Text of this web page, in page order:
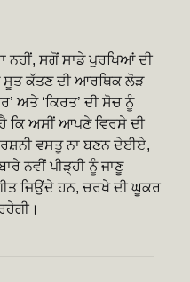
ਨਹੀਂ, ਸਗੋਂ ਸਾਡੇ ਪੁਰਖਿਆਂ ਦੀ
ਸੂਤ ਕੱਤਣ ਦੀ ਆਰਥਿਕ ਲੋੜ
ਅਤੇ ‘ਕਿਰਤ’ ਦੀ ਸੋਚ ਨੂੰ
ਹੈ ਕਿ ਅਸੀਂ ਆਪਣੇ ਵਿਰਸੇ ਦੀ
ਵਸਤੂ ਨਾ ਬਣਨ ਦੇਈਏ,
ਨਵੀਂ ਪੀੜ੍ਹੀ ਨੂੰ ਜਾਣੂ
ਜਿਉਂਦੇ ਹਨ, ਚਰਖੇ ਦੀ ਘੂਕਰ